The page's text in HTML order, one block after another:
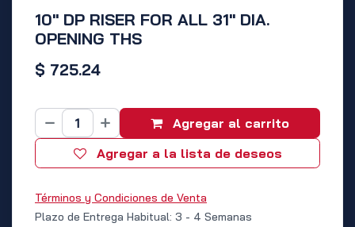
10" DP RISER FOR ALL 31" DIA.
OPENING THS
$ 725.24
Agregar al carrito
Agregar a la lista de deseos
Términos y Condiciones de Venta
Plazo de Entrega Habitual: 3 - 4 Semanas